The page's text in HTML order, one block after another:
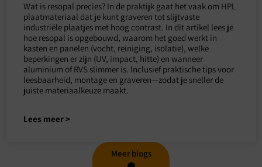
Wat is resopal precies? In de praktijk gaat het vaak om HPL
plaatmateriaal dat je kunt graveren tot slijtvaste
industriële plaatjes met hoog contrast. In dit artikel lees je
hoe resopal is opgebouwd, waarom het goed werkt in
kasten en panelen (vocht, reiniging, isolatie), welke
beperkingen er zijn (UV, impact, hitte) en wanneer
aluminium of RVS slimmer is. Inclusief praktische tips voor
leesbaarheid, montage en graveren—zodat je sneller de
juiste materiaalkeuze maakt.
Lees meer >
Meer blogs